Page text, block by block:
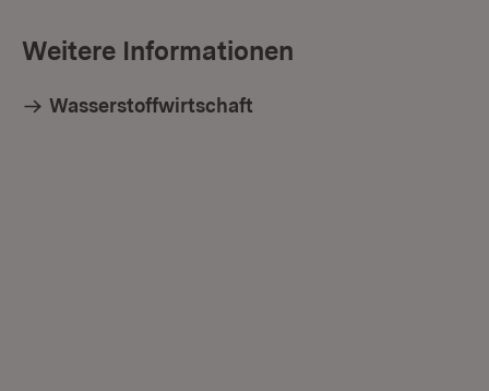
Weitere Informationen
Wasserstoffwirtschaft